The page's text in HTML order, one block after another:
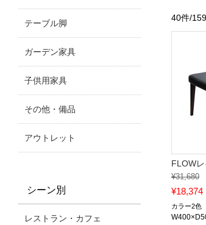
40件/
FLOW
¥31,680
¥18,374
カラー2色
テーブル脚
ガーデン家具
子供用家具
その他・備品
アウトレット
シーン別
レストラン・カフェ